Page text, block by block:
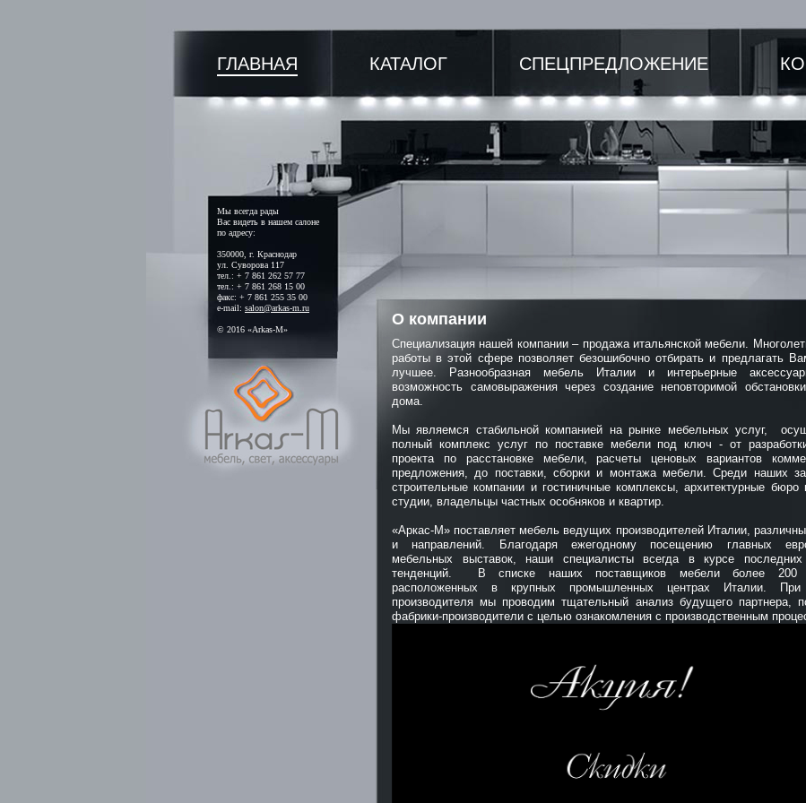
Мы всегда рады
Вас видеть в нашем салоне
по адресу:
350000, г. Краснодар
ул. Суворова 117
тел.: + 7 861 262 57 77
тел.: + 7 861 268 15 00
факс: + 7 861 255 35 00
e-mail: salon@arkas-m.ru
© 2016 «Arkas-M»
ГЛАВНАЯ КАТАЛОГ СПЕЦПРЕДЛОЖЕНИЕ
О компании
Специализация нашей компании – продажа итальянской мебели.
работы в этой сфере позволяет безошибочно отбирать и предлагать
лучшее. Разнообразная мебель Италии и интерьерные
возможность самовыражения через создание неповторимой
дома.
Мы являемся стабильной компанией на рынке мебельных услуг,
полный комплекс услуг по поставке мебели под ключ - от
проекта по расстановке мебели, расчеты ценовых вариантов
предложения, до поставки, сборки и монтажа мебели. Среди наших
строительные компании и гостиничные комплексы, архитектурные бюро
студии, владельцы частных особняков и квартир.
«Аркас-М» поставляет мебель ведущих производителей Италии,
и направлений. Благодаря ежегодному посещению главных
мебельных выставок, наши специалисты всегда в курсе
тенденций. В списке наших поставщиков мебели более 200
расположенных в крупных промышленных центрах Италии. При
производителя мы проводим тщательный анализ будущего партнера,
фабрики-производители с целью ознакомления с производственным